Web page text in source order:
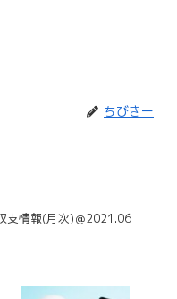
ちびきー
支情報(月次)＠2021.06